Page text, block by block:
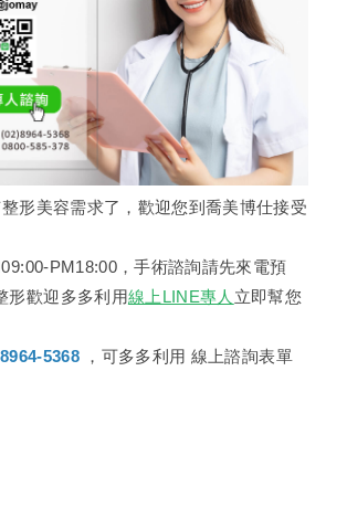
形美容需求了，歡迎您到喬美博仕接受
PM18:00，手術諮詢請先來電預
形歡迎多多利用線上LINE專人 立即幫您
5368 ，可多多利用 線上諮詢表單